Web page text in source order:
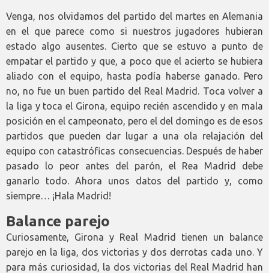
Venga, nos olvidamos del partido del martes en Alemania
en el que parece como si nuestros jugadores hubieran
estado algo ausentes. Cierto que se estuvo a punto de
empatar el partido y que, a poco que el acierto se hubiera
aliado con el equipo, hasta podía haberse ganado. Pero
no, no fue un buen partido del Real Madrid. Toca volver a
la liga y toca el Girona, equipo recién ascendido y en mala
posición en el campeonato, pero el del domingo es de esos
partidos que pueden dar lugar a una ola relajación del
equipo con catastróficas consecuencias. Después de haber
pasado lo peor antes del parón, el Rea Madrid debe
ganarlo todo. Ahora unos datos del partido y, como
siempre… ¡Hala Madrid!
Balance parejo
Curiosamente, Girona y Real Madrid tienen un balance
parejo en la liga, dos victorias y dos derrotas cada uno. Y
para más curiosidad, la dos victorias del Real Madrid han